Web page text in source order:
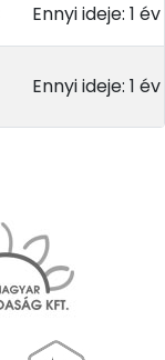
Ennyi ideje: 1 év
Ennyi ideje: 1 év